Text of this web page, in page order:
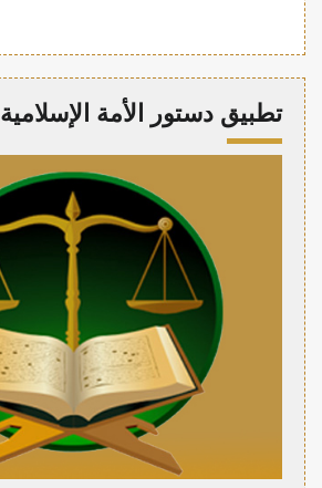
تطبيق دستور الأمة الإسلامية